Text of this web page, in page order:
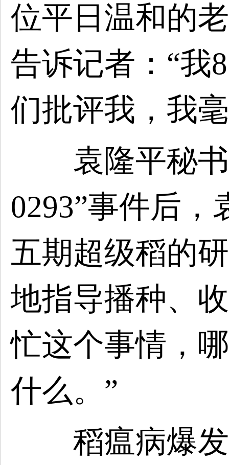
位平日温和的
告诉记者：“我
们批评我，我
袁隆平秘书
0293”事件后
五期超级稻的
地指导播种、
忙这个事情，
什么。”
稻瘟病爆发